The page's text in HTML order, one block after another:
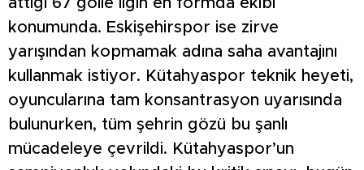
attığı 67 golle ligin en formda ekibi
konumunda. Eskişehirspor ise zirve
yarışından kopmamak adına saha avantajını
kullanmak istiyor. Kütahyaspor teknik heyeti,
oyuncularına tam konsantrasyon uyarısında
bulunurken, tüm şehrin gözü bu şanlı
mücadeleye çevrildi. Kütahyaspor’un